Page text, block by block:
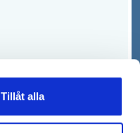
Tillåt alla